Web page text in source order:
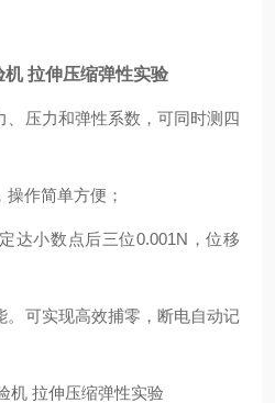
机 拉伸压缩弹性实验
、压力和弹性系数，可同时测四
作简单方便；
达小数点后三位0.001N，位移
。可实现高效捕零，断电自动记